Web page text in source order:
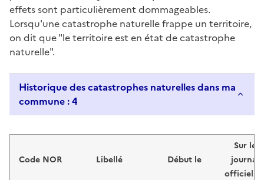
effets sont particulièrement dommageables.
Lorsqu'une catastrophe naturelle frappe un territoire,
on dit que "le territoire est en état de catastrophe
naturelle".
Historique des catastrophes naturelles dans ma
commune : 4
Code NOR Libellé Début le
Sur le
journal
officiel